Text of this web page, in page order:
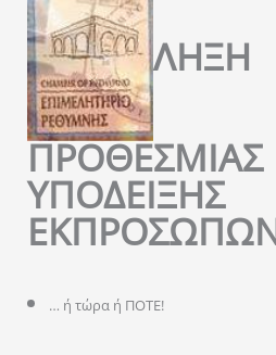
ΛΗΞΗ
ΠΡΟΘΕΣΜΙΑΣ
ΥΠΟΔΕΙΞΗΣ
… ή τώρα ή ΠΟΤΕ!